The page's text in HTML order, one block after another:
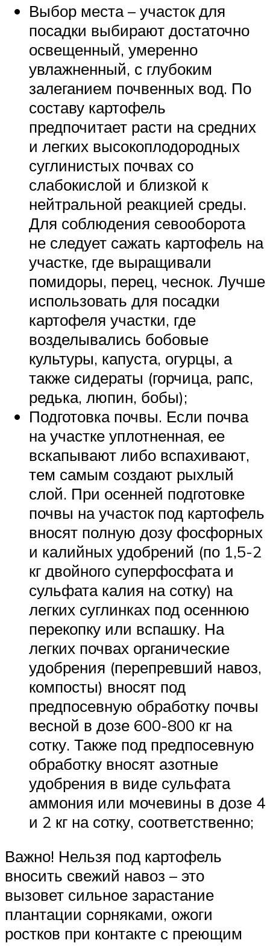
Выбор места – участок для
посадки выбирают достаточно
освещенный, умеренно
увлажненный, с глубоким
залеганием почвенных вод. По
составу картофель
предпочитает расти на средних
и легких высокоплодородных
суглинистых почвах со
слабокислой и близкой к
нейтральной реакцией среды.
Для соблюдения севооборота
не следует сажать картофель на
участке, где выращивали
помидоры, перец, чеснок. Лучше
использовать для посадки
картофеля участки, где
возделывались бобовые
культуры, капуста, огурцы, а
также сидераты (горчица, рапс,
редька, люпин, бобы);
Подготовка почвы. Если почва
на участке уплотненная, ее
вскапывают либо вспахивают,
тем самым создают рыхлый
слой. При осенней подготовке
почвы на участок под картофель
вносят полную дозу фосфорных
и калийных удобрений (по 1,5-2
кг двойного суперфосфата и
сульфата калия на сотку) на
легких суглинках под осеннюю
перекопку или вспашку. На
легких почвах органические
удобрения (перепревший навоз,
компосты) вносят под
предпосевную обработку почвы
весной в дозе 600-800 кг на
сотку. Также под предпосевную
обработку вносят азотные
удобрения в виде сульфата
аммония или мочевины в дозе 4
и 2 кг на сотку, соответственно;
Важно! Нельзя под картофель
вносить свежий навоз – это
вызовет сильное зарастание
плантации сорняками, ожоги
ростков при контакте с преющим